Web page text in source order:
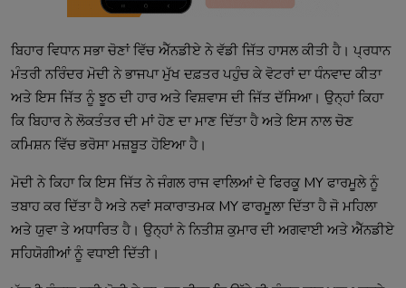
ਬਿਹਾਰ ਵਿਧਾਨ ਸਭਾ ਚੋਣਾਂ ਵਿੱਚ ਐੱਨਡੀਏ ਨੇ ਵੱਡੀ ਜਿੱਤ ਹਾਸਲ ਕੀਤੀ ਹੈ। ਪ੍ਰਧਾਨ
ਮੰਤਰੀ ਨਰਿੰਦਰ ਮੋਦੀ ਨੇ ਭਾਜਪਾ ਮੁੱਖ ਦਫ਼ਤਰ ਪਹੁੰਚ ਕੇ ਵੋਟਰਾਂ ਦਾ ਧੰਨਵਾਦ ਕੀਤਾ
ਅਤੇ ਇਸ ਜਿੱਤ ਨੂੰ ਝੂਠ ਦੀ ਹਾਰ ਅਤੇ ਵਿਸ਼ਵਾਸ ਦੀ ਜਿੱਤ ਦੱਸਿਆ। ਉਨ੍ਹਾਂ ਕਿਹਾ
ਕਿ ਬਿਹਾਰ ਨੇ ਲੋਕਤੰਤਰ ਦੀ ਮਾਂ ਹੋਣ ਦਾ ਮਾਣ ਦਿੱਤਾ ਹੈ ਅਤੇ ਇਸ ਨਾਲ ਚੋਣ
ਮੋਦੀ ਨੇ ਕਿਹਾ ਕਿ ਇਸ ਜਿੱਤ ਨੇ ਜੰਗਲ ਰਾਜ ਵਾਲਿਆਂ ਦੇ ਫਿਰਕੂ MY ਫਾਰਮੂਲੇ ਨੂੰ
ਤਬਾਹ ਕਰ ਦਿੱਤਾ ਹੈ ਅਤੇ ਨਵਾਂ ਸਕਾਰਾਤਮਕ MY ਫਾਰਮੂਲਾ ਦਿੱਤਾ ਹੈ ਜੋ ਮਹਿਲਾ
ਅਤੇ ਯੁਵਾ ਤੇ ਅਧਾਰਿਤ ਹੈ। ਉਨ੍ਹਾਂ ਨੇ ਨਿਤੀਸ਼ ਕੁਮਾਰ ਦੀ ਅਗਵਾਈ ਅਤੇ ਐੱਨਡੀਏ